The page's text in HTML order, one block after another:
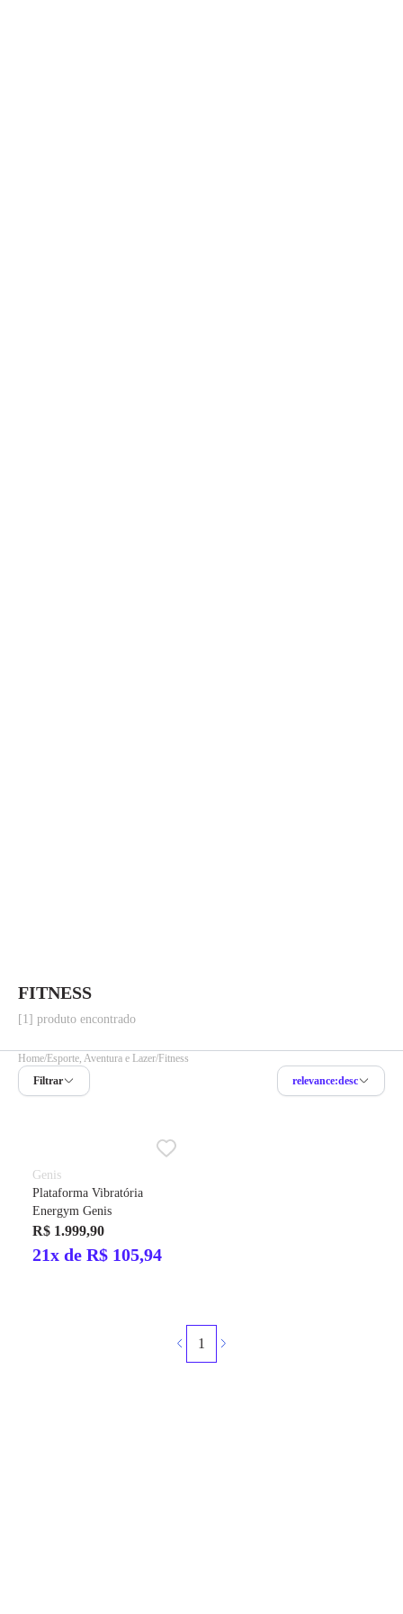
FITNESS
[1] produto encontrado
Home Esporte, Aventura e Lazer Fitness
Filtrar
relevance:desc
Genis
Plataforma Vibratória
Energym Genis
R$ 1.999,90
21x de R$ 105,94
1